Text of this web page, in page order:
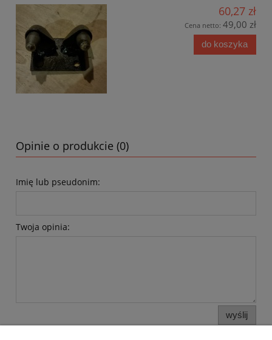
60,27 zł
Cena netto: 49,00 zł
do koszyka
Opinie o produkcie (0)
Imię lub pseudonim:
Twoja opinia:
wyślij